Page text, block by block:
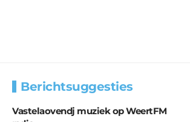
Berichtsuggesties
Vastelaovendj muziek op WeertFM